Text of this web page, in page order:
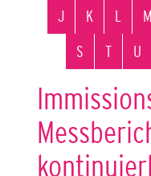
J
K L M
S
T U